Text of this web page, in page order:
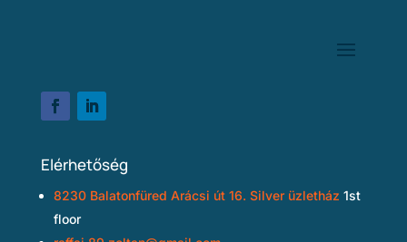
Elérhetőség
8230 Balatonfüred Arácsi út 16. Silver üzletház 1st
floor